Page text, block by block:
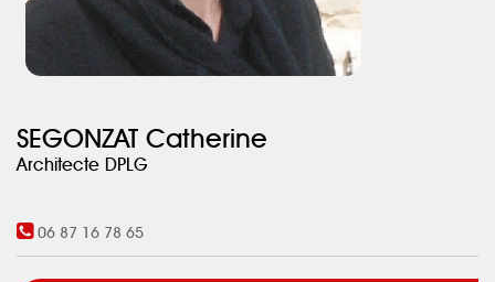
SEGONZAT Catherine
Architecte DPLG
06 87 16 78 65